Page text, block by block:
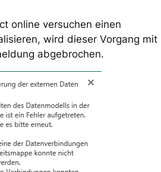
online versuchen einen
wird dieser Vorgang mit
abgebrochen.